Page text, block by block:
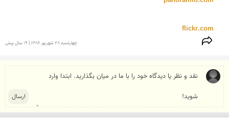
flickr.com
چهارشنبه 28 شهريور 1386 | 19 سال پیش